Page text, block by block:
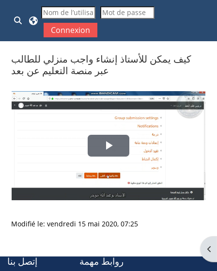
Passer au contenu principal
Activer/désactiver la saisie de recherche
Connexion
كيف يمكن للأستاذ إنشاء واجب منزلي للطالب
عبر منصة التعليم عن بعد
Lire
la
vidéo
Modifié le: vendredi 15 mai 2020, 07:25
إتصل بنا
روابط مهمة